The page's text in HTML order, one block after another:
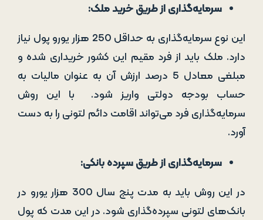
سرمایه‌گذاری از طریق خرید ملک:
این نوع سرمایه‌گذاری به حداقل 250 هزار یورو پول نیاز
دارد. ملک باید از فرد مقیم این کشور خریداری شده و
مبلغی معادل 5 درصد ارزش آن به عنوان مالیات به
حساب بودجه دولتی واریز شود. با این روش
سرمایه‌گذاری فرد می‌تواند اقامت دائم لتونی را به دست
آورد.
سرمایه‌گذاری از طریق سپرده بانکی:
در این روش باید به مدت پنج سال 300 هزار یورو در
بانک‌های لتونی سپرده‌گذاری شود. در این مدت که پول